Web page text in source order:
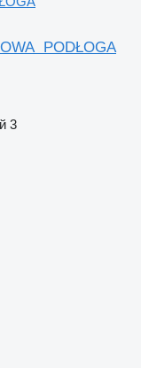
PODŁOGA
3